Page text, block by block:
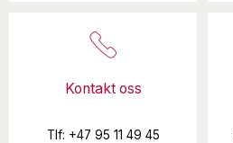
Kontakt oss
Tlf: +47 95 11 49 45